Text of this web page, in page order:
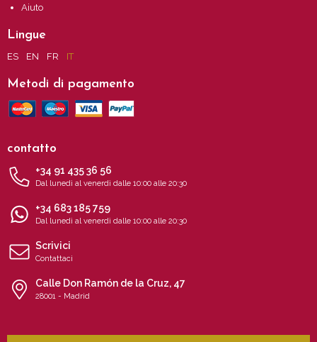
Aiuto
Lingue
ES EN FR IT
Metodi di pagamento
contatto
+34 91 435 36 56
Dal lunedì al venerdì dalle 10:00 alle 20:30
+34 683 185 759
Dal lunedì al venerdì dalle 10:00 alle 20:30
Scrivici
Contattaci
Calle Don Ramón de la Cruz, 47
28001 - Madrid